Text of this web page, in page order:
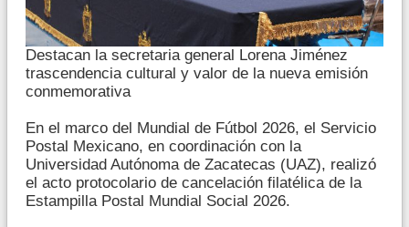
Destacan la secretaria general Lorena Jiménez
trascendencia cultural y valor de la nueva emisión
conmemorativa
En el marco del Mundial de Fútbol 2026, el Servicio
Postal Mexicano, en coordinación con la
Universidad Autónoma de Zacatecas (UAZ), realizó
el acto protocolario de cancelación filatélica de la
Estampilla Postal Mundial Social 2026.